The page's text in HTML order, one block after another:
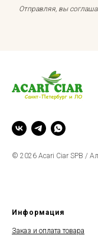
Отправляя, вы
© 2026 Acari Ciar SPB /
Информация
Заказ и оплата товара